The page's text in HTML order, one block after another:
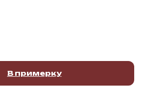
В примерку